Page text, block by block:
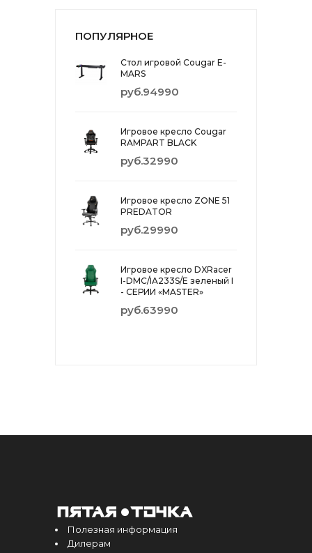
ПОПУЛЯРНОЕ
Стол игровой Cougar E-
MARS
руб.94990
Игровое кресло Cougar
RAMPART BLACK
руб.32990
Игровое кресло ZONE 51
PREDATOR
руб.29990
Игровое кресло DXRacer
I-DMC/IA233S/E зеленый I
- СЕРИИ «MASTER»
руб.63990
Полезная информация
Дилерам